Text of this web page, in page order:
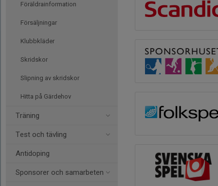
Föräldrainformation
Försäljningar
Klubbkläder
Skridskor
Slipning av skridskor
Hitta på Gärdehov
Träning
Test och tävling
Antidoping
Sponsorer och samarbeten